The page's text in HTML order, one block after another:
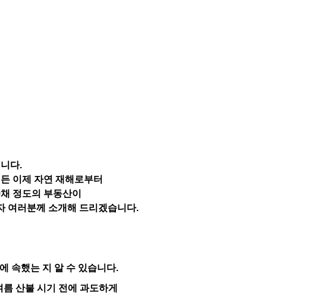
다.
이제 자연 재해로부터
채 정도의 부동산이
여러분께 소개해 드리겠습니다.
속했는 지 알 수 있습니다.
름 산불 시기 전에 과도하게